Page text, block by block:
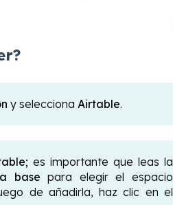
y selecciona Airtable.
; es importante que leas la
base para elegir el espacio
de añadirla, haz clic en el